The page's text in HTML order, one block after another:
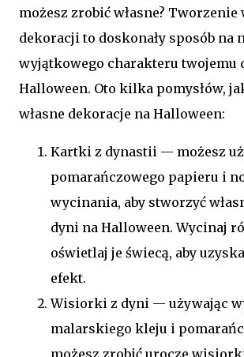
możesz zrobić własne? Tworzenie
dekoracji to doskonały sposób na
wyjątkowego charakteru twojemu
Halloween. Oto kilka pomysłów,
własne dekoracje na Halloween:
Kartki z dynastii — możesz
pomarańczowego papieru i
wycinania, aby stworzyć
dyni na Halloween. Wycinaj
oświetlaj je świecą, aby
efekt.
Wisiorki z dyni — używając
malarskiego kleju i
możesz zrobić urocze